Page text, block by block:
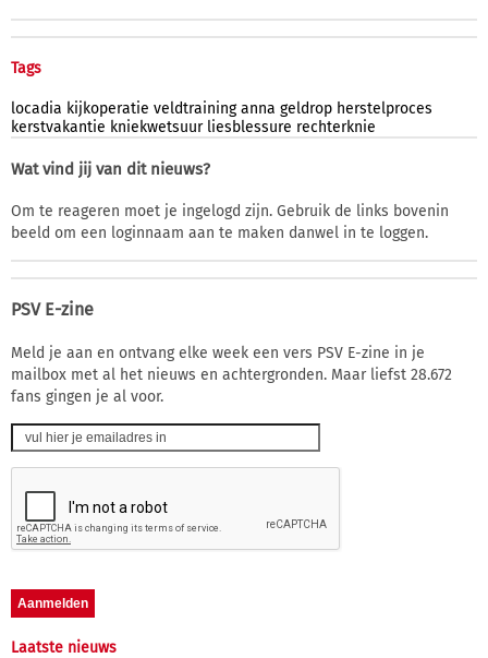
Tags
locadia kijkoperatie veldtraining anna geldrop herstelproces
kerstvakantie kniekwetsuur liesblessure rechterknie
Wat vind jij van dit nieuws?
Om te reageren moet je ingelogd zijn. Gebruik de links bovenin
beeld om een loginnaam aan te maken danwel in te loggen.
PSV E-zine
Meld je aan en ontvang elke week een vers PSV E-zine in je
mailbox met al het nieuws en achtergronden. Maar liefst 28.672
fans gingen je al voor.
Laatste nieuws